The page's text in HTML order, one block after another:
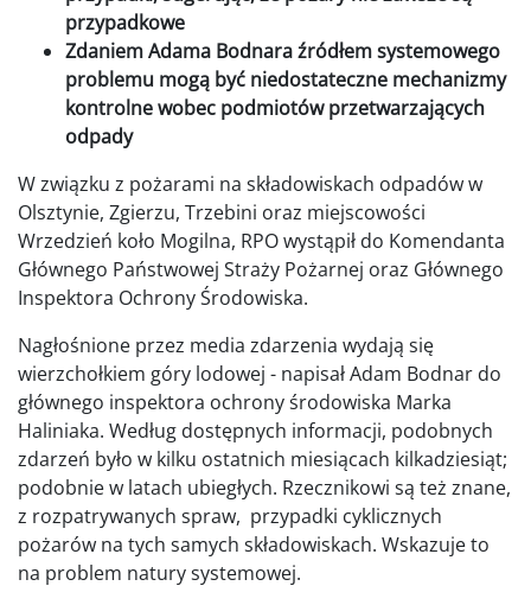
przypadkowe
Zdaniem Adama Bodnara źródłem systemowego
problemu mogą być niedostateczne mechanizmy
kontrolne wobec podmiotów przetwarzających
odpady
W związku z pożarami na składowiskach odpadów w
Olsztynie, Zgierzu, Trzebini oraz miejscowości
Wrzedzień koło Mogilna, RPO wystąpił do Komendanta
Głównego Państwowej Straży Pożarnej oraz Głównego
Inspektora Ochrony Środowiska.
Nagłośnione przez media zdarzenia wydają się
wierzchołkiem góry lodowej - napisał Adam Bodnar do
głównego inspektora ochrony środowiska Marka
Haliniaka. Według dostępnych informacji, podobnych
zdarzeń było w kilku ostatnich miesiącach kilkadziesiąt;
podobnie w latach ubiegłych. Rzecznikowi są też znane,
z rozpatrywanych spraw, przypadki cyklicznych
pożarów na tych samych składowiskach. Wskazuje to
na problem natury systemowej.